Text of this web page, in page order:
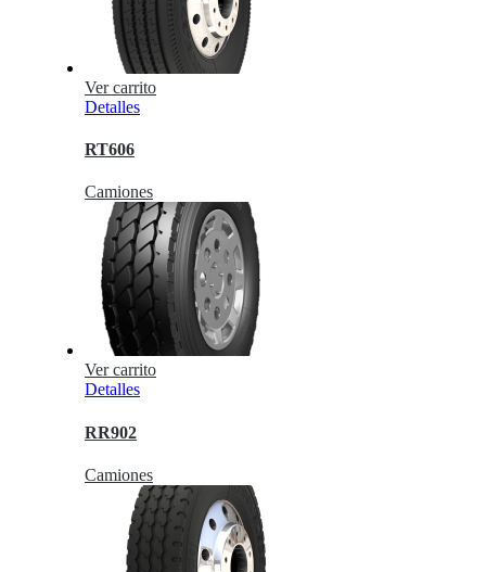
Ver carrito
Detalles
RT606
Camiones
Ver carrito
Detalles
RR902
Camiones